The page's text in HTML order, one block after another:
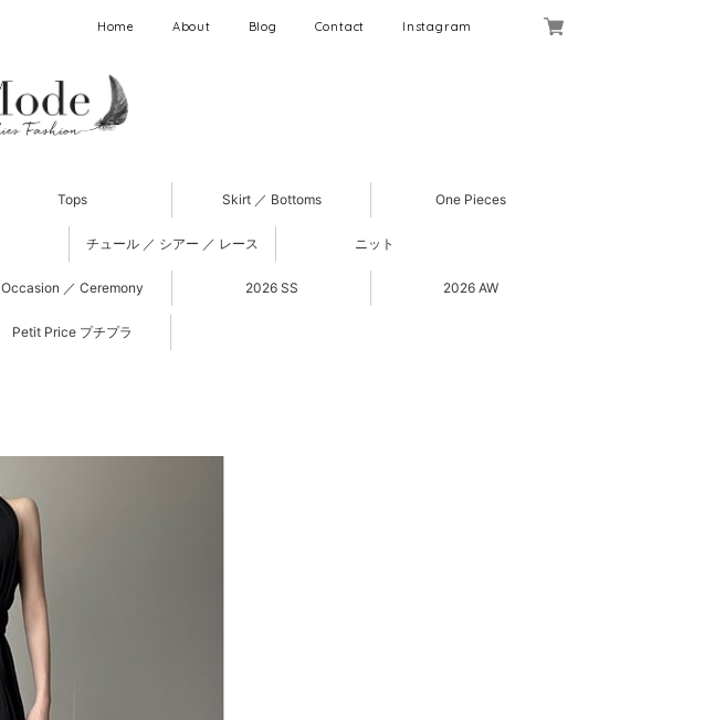
Home About Blog Contact Instagram
Tops Skirt ／ Bottoms One Pieces
チュール ／ シアー ／ レース ニット
Occasion ／ Ceremony 2026 SS 2026 AW
Petit Price プチプラ